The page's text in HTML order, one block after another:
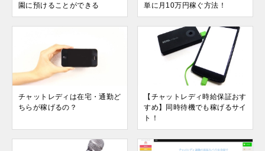
園に預けることができる
単に月10万円稼ぐ方法！
チャットレディは在宅・通勤ど
ちらが稼げるの？
【チャットレディ時給保証おす
すめ】同時待機でも稼げるサイ
ト！